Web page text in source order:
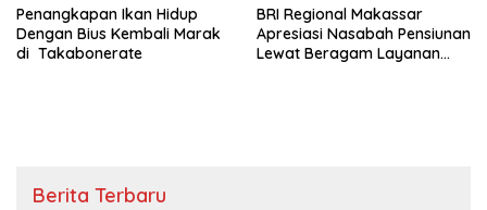
Penangkapan Ikan Hidup
Dengan Bius Kembali Marak
di Takabonerate
BRI Regional Makassar
Apresiasi Nasabah Pensiunan
Lewat Beragam Layanan
Berita Terbaru